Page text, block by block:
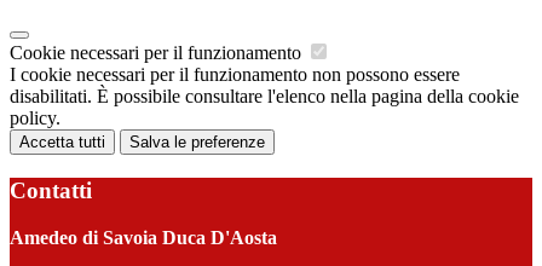
Cookie necessari per il funzionamento
I cookie necessari per il funzionamento non possono essere
disabilitati. È possibile consultare l'elenco nella pagina della cookie
policy.
Accetta tutti Salva le preferenze
Contatti
Amedeo di Savoia Duca D'Aosta